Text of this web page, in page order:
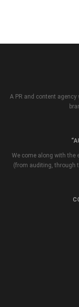
A PR and content
We come along with the
(from auditing, through